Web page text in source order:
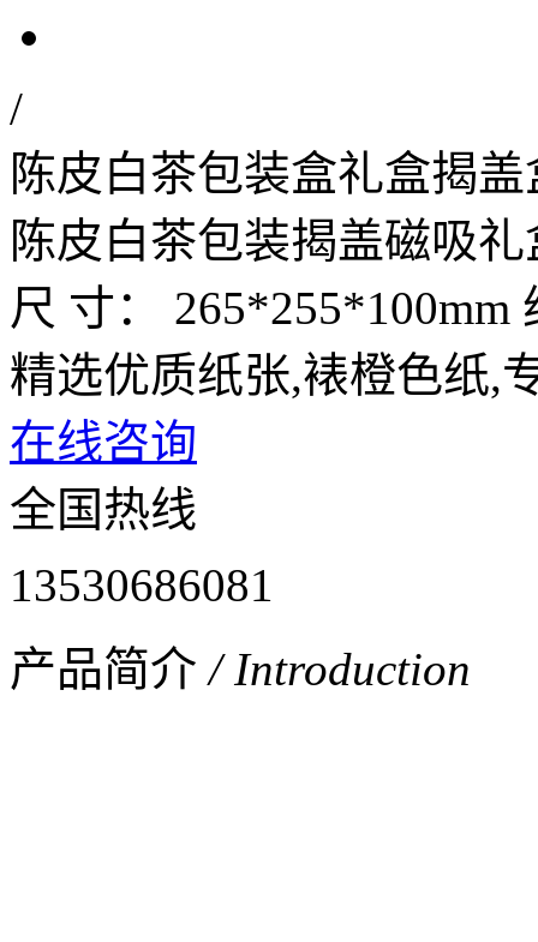
/
陈皮白茶包装盒礼盒揭
陈皮白茶包装揭盖磁吸
尺 寸： 265*255*100mm
精选优质纸张,裱橙色纸,
在线咨询
全国热线
13530686081
产品简介 / Introduction